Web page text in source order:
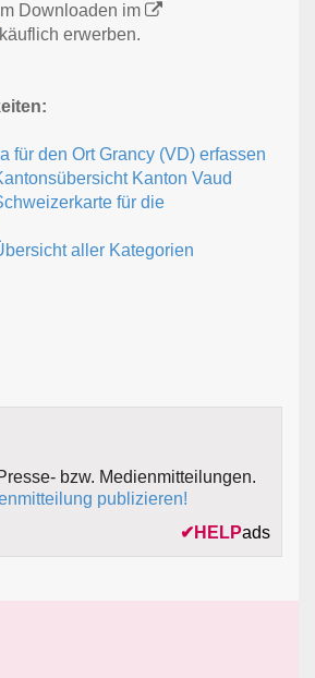
Downloaden im
käuflich erwerben.
für den Ort Grancy (VD) erfassen
Kanton Vaud
für die
aller Kategorien
bzw. Medienmitteilungen.
publizieren!
✔ HELPads